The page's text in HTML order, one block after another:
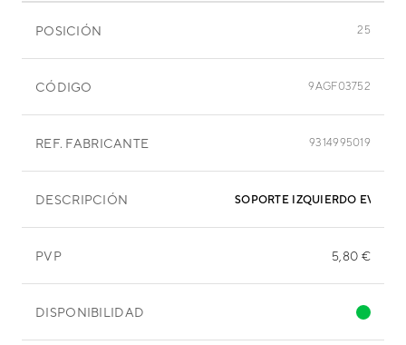
POSICIÓN 25
CÓDIGO 9AGF03752
REF. FABRICANTE 9314995019
DESCRIPCIÓN SOPORTE IZQUIERDO
PVP 5,80 €
DISPONIBILIDAD